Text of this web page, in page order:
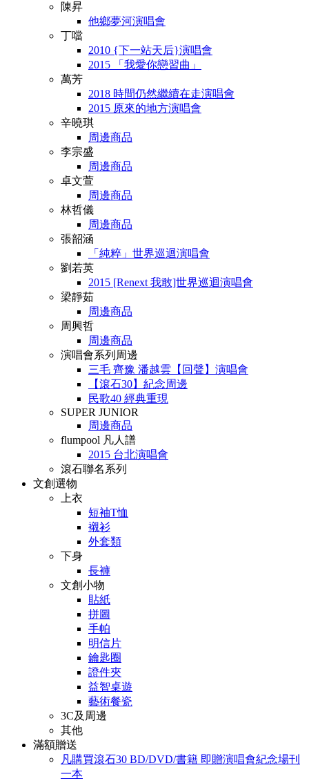
陳昇
他鄉夢河演唱會
丁噹
2010 {下一站天后}演唱會
2015 「我愛你戀習曲」
萬芳
2018 時間仍然繼續在走演唱會
2015 原來的地方演唱會
辛曉琪
周邊商品
李宗盛
周邊商品
卓文萱
周邊商品
林哲儀
周邊商品
張韶涵
「純粹」世界巡迴演唱會
劉若英
2015 [Renext 我敢]世界巡迴演唱會
梁靜茹
周邊商品
周興哲
周邊商品
演唱會系列周邊
三毛 齊豫 潘越雲【回聲】演唱會
【滾石30】紀念周邊
民歌40 經典重現
SUPER JUNIOR
周邊商品
flumpool 凡人譜
2015 台北演唱會
滾石聯名系列
文創選物
上衣
短袖T恤
襯衫
外套類
下身
長褲
文創小物
貼紙
拼圖
手帕
明信片
鑰匙圈
證件夾
益智桌遊
藝術餐瓷
3C及周邊
其他
滿額贈送
凡購買滾石30 BD/DVD/書籍 即贈演唱會紀念場刊
一本